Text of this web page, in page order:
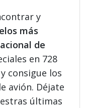
y
más
de
en 728
consigue los
avión. Déjate
últimas